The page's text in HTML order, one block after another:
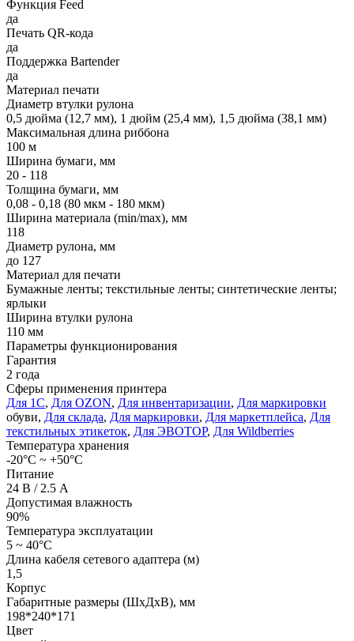
Функция Feed
да
Печать QR-кода
да
Поддержка Bartender
да
Материал печати
Диаметр втулки рулона
0,5 дюйма (12,7 мм), 1 дюйм (25,4 мм), 1,5 дюйма (38,1 мм)
Максимальная длина риббона
100 м
Ширина бумаги, мм
20 - 118
Толщина бумаги, мм
0,08 - 0,18 (80 мкм - 180 мкм)
Ширина материала (min/max), мм
118
Диаметр рулона, мм
до 127
Материал для печати
Бумажные ленты; текстильные ленты; синтетические ленты;
ярлыки
Ширина втулки рулона
110 мм
Параметры функционирования
Гарантия
2 года
Сферы применения принтера
Для 1С, Для OZON, Для инвентаризации, Для маркировки
обуви, Для склада, Для маркировки, Для маркетплейса, Для
текстильных этикеток, Для ЭВОТОР, Для Wildberries
Температура хранения
-20°С ~ +50°С
Питание
24 В / 2.5 А
Допустимая влажность
90%
Температура эксплуатации
5 ~ 40°C
Длина кабеля сетевого адаптера (м)
1,5
Корпус
Габаритные размеры (ШхДхВ), мм
198*240*171
Цвет